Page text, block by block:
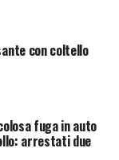
con coltello
fuga in auto
arrestati due